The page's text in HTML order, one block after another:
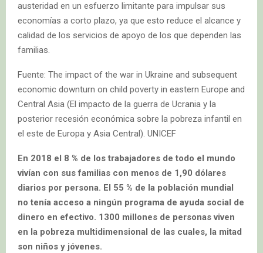
austeridad en un esfuerzo limitante para impulsar sus
economías a corto plazo, ya que esto reduce el alcance y
calidad de los servicios de apoyo de los que dependen las
familias.
Fuente: The impact of the war in Ukraine and subsequent
economic downturn on child poverty in eastern Europe and
Central Asia (El impacto de la guerra de Ucrania y la
posterior recesión económica sobre la pobreza infantil en
el este de Europa y Asia Central). UNICEF
En 2018 el 8 % de los trabajadores de todo el mundo
vivían con sus familias con menos de 1,90 dólares
diarios por persona. El 55 % de la población mundial
no tenía acceso a ningún programa de ayuda social de
dinero en efectivo. 1300 millones de personas viven
en la pobreza multidimensional de las cuales, la mitad
son niños y jóvenes.